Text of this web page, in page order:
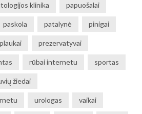
klinika papuošalai
paskola patalynė pinigai
plaukai prezervatyvai
rūbai internetu sportas
žiedai
urologas vaikai